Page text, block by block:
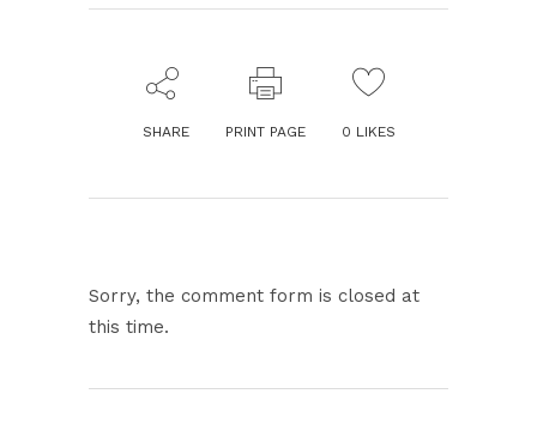
SHARE PRINT PAGE 0 LIKES
Sorry, the comment form is closed at
this time.